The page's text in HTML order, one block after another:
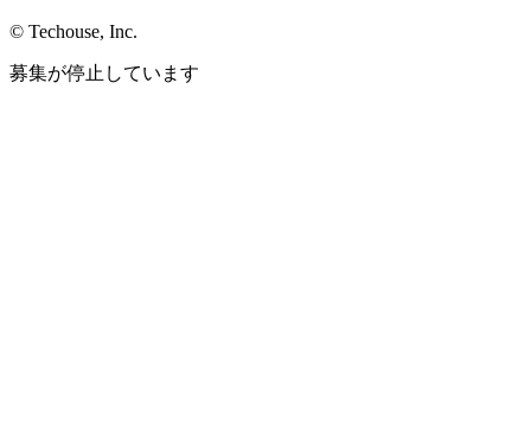
© Techouse, Inc.
募集が停止しています